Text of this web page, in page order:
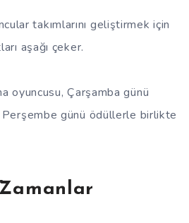
takımlarını geliştirmek için
aşağı çeker.
Çarşamba günü
günü ödüllerle birlikte